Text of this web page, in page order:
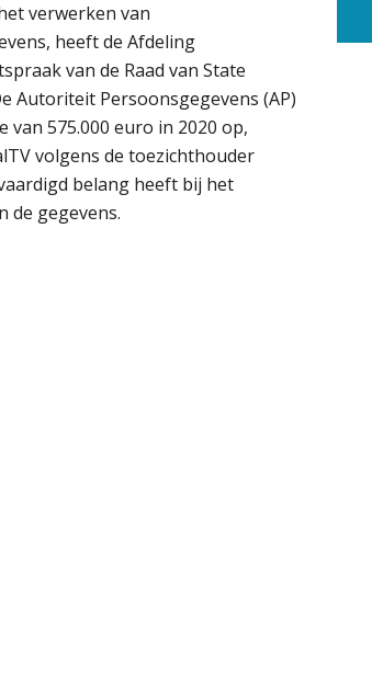
verwerken van
heeft de Afdeling
van de Raad van State
Autoriteit Persoonsgegevens (AP)
van 575.000 euro in 2020 op,
volgens de toezichthouder
belang heeft bij het
de gegevens.